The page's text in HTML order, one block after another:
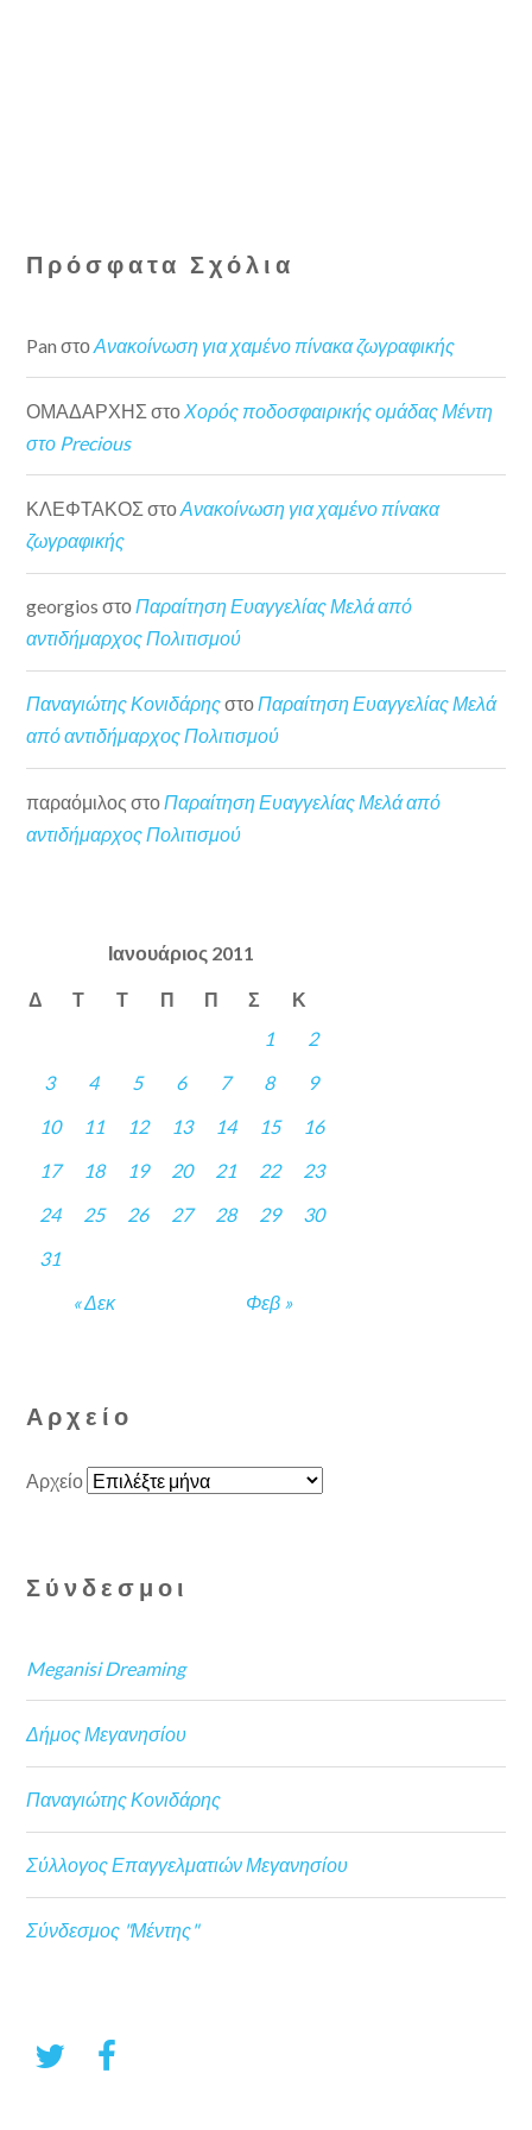
Πρόσφατα Σχόλια
Pan στοΑνακοίνωση για χαμένο πίνακα ζωγραφικής
ΟΜΑΔΑΡΧΗΣ στο Χορός ποδοσφαιρικής ομάδας Μέντη
στο Precious
ΚΛΕΦΤΑΚΟΣ στοΑνακοίνωση για χαμένο πίνακα
ζωγραφικής
georgios στοΠαραίτηση Ευαγγελίας Μελά από
αντιδήμαρχος Πολιτισμού
Παναγιώτης ΚονιδάρηςστοΠαραίτηση Ευαγγελίας Μελά
από αντιδήμαρχος Πολιτισμού
παραόμιλος στο Παραίτηση Ευαγγελίας Μελά από
αντιδήμαρχος Πολιτισμού
Ιανουάριος 2011
Δ Τ Τ Π Π Σ Κ
« Δεκ Φεβ »
1
2
3
4 5 6 7 8
9
10
11 12 13 14 15
16
17
18 19 20 21 22
23
24
25 26 27 28 29
30
31
Αρχείο
Αρχείο
Σύνδεσμοι
Meganisi Dreaming
Δήμος Μεγανησίου
Παναγιώτης Κονιδάρης
Σύλλογος Επαγγελματιών Μεγανησίου
Σύνδεσμος "Μέντης"